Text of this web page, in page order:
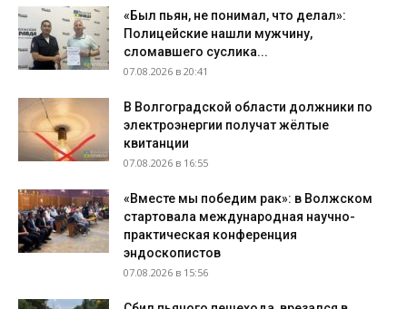
«Был пьян, не понимал, что делал»:
Полицейские нашли мужчину,
сломавшего суслика...
07.08.2026 в 20:41
В Волгоградской области должники по
электроэнергии получат жёлтые
квитанции
07.08.2026 в 16:55
«Вместе мы победим рак»: в Волжском
стартовала международная научно-
практическая конференция
эндоскопистов
07.08.2026 в 15:56